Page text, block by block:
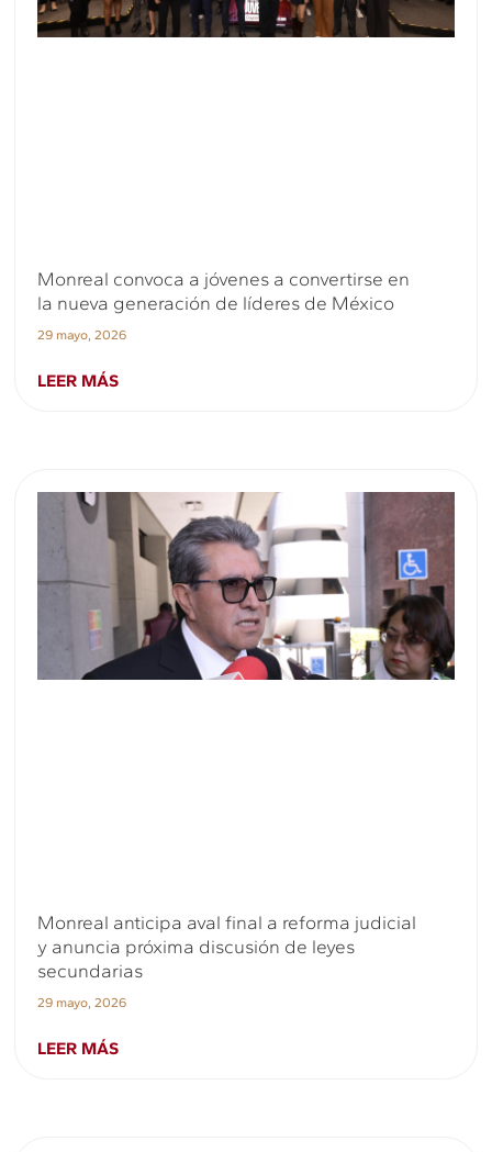
Monreal convoca a jóvenes a convertirse en
la nueva generación de líderes de México
29 mayo, 2026
LEER MÁS
Monreal anticipa aval final a reforma judicial
y anuncia próxima discusión de leyes
secundarias
29 mayo, 2026
LEER MÁS